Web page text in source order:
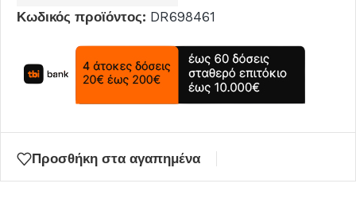
email
για
να
αναμονής
Κωδικός προϊόντος: DR698461
Προσθήκη στα αγαπημένα